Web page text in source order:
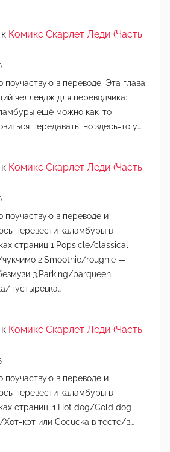
к Комикс Скарлет Леди (Часть
поучаствую в переводе. Эта глава
челлендж для переводчика:
ещё можно как-то
передавать, но здесь-то у…
к Комикс Скарлет Леди (Часть
поучаствую в переводе и
перевести каламбуры в
страниц 1.Popsicle/classical —
2.Smoothie/roughie —
3.Parking/parqueen —
пустырёвка…
к Комикс Скарлет Леди (Часть
поучаствую в переводе и
перевести каламбуры в
страниц. 1.Hot dog/Cold dog —
Хот-кэт или Cocucka в тесте/в…